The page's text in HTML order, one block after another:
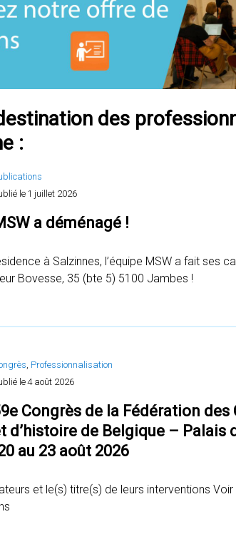
des
:
le1 juillet 2026
a déménagé !
à Salzinnes, l’équipe MSW a fait ses
Bovesse, 35 (bte 5) 5100 Jambes !
, Professionnalisation
le4 août 2026
Congrès de la Fédération des
d’histoire de Belgique – Palais
au 23 août 2026
et le(s) titre(s) de leurs interventions